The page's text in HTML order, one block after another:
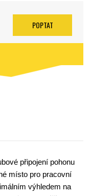
POPTAT
připojení pohonu
místo pro pracovní
výhledem na